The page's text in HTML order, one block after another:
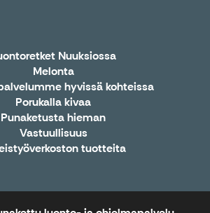
Nuuksiossa
Melonta
hyvissä kohteissa
Porukalla kivaa
Punaketusta hieman
Vastuullisuus
tuotteita